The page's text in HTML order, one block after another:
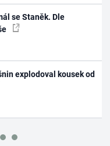
se Staněk. Dle
explodoval kousek od